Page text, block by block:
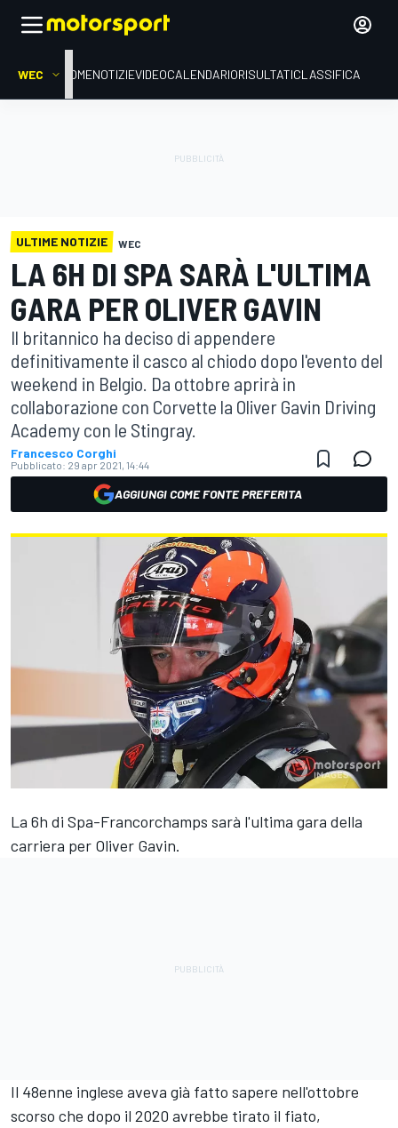
WEC HOMENOTIZIEVIDEOCALENDARIORISULTATICLASSIFICA
ULTIME NOTIZIE WEC
LA 6H DI SPA SARÀ L'ULTIMA
GARA PER OLIVER GAVIN
Il britannico ha deciso di appendere
definitivamente il casco al chiodo dopo l'evento del
weekend in Belgio. Da ottobre aprirà in
collaborazione con Corvette la Oliver Gavin Driving
Academy con le Stingray.
Francesco Corghi
Pubblicato: 29 apr 2021, 14:44
AGGIUNGI COME FONTE PREFERITA
La 6h di Spa-Francorchamps sarà l'ultima gara della
carriera per Oliver Gavin.
Il 48enne inglese aveva già fatto sapere nell'ottobre
scorso che dopo il 2020 avrebbe tirato il fiato,